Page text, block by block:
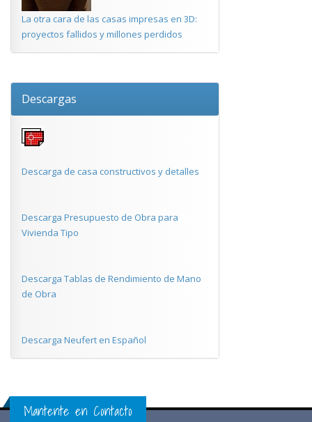
La otra cara de las casas impresas en 3D:
proyectos fallidos y millones perdidos
Descargas
Descarga de casa constructivos y detalles
Descarga Presupuesto de Obra para
Vivienda Tipo
Descarga Tablas de Rendimiento de Mano
de Obra
Descarga Neufert en Español
Mantente en Contacto